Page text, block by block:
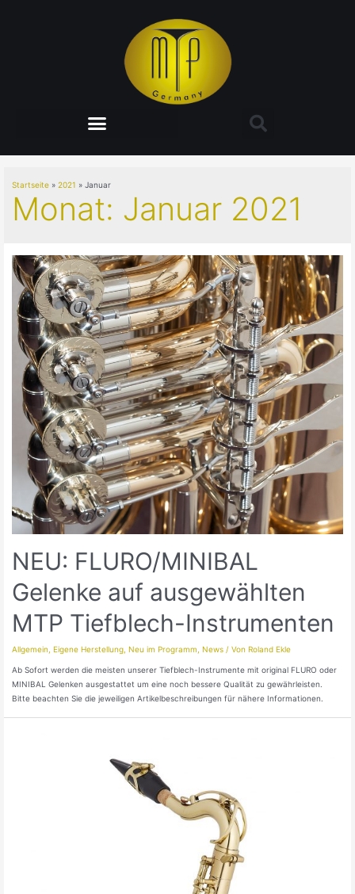
Startseite 2021 Januar
Monat: Januar 2021
NEU: FLURO/MINIBAL
Gelenke auf ausgewählten
MTP Tiefblech-Instrumenten
Allgemein ,Eigene Herstellung ,Neu im Programm ,News / VonRoland Ekle
Ab Sofort werden die meisten unserer Tiefblech-Instrumente mit original FLURO oder
MINIBAL Gelenken ausgestattet um eine noch bessere Qualität zu gewährleisten.
Bitte beachten Sie die jeweiligen Artikelbeschreibungen für nähere Informationen.